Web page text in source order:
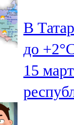
Олы
71,42
Сарман
107,8
В
до
15